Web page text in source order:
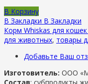
В Корзину
В Закладки В Закладки
Корм Whiskas для
для животных, товары
Добавьте Ваш
Изготовитель: ООО